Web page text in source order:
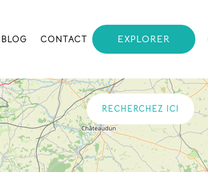
BLOG CONTACT EXPLORER